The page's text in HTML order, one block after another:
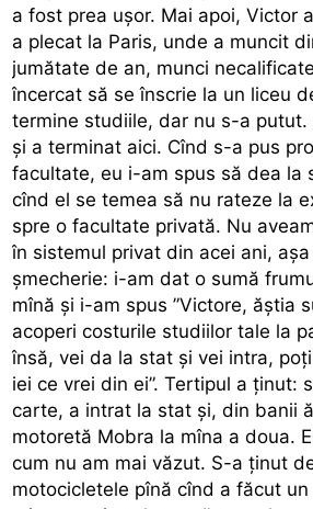
a fost prea ușor. Mai apoi, Victor
a plecat la Paris, unde a muncit
jumătate de an, munci
încercat să se înscrie la un liceu
termine studiile, dar nu s-a
și a terminat aici. Cînd s-a pus
facultate, eu i-am spus să dea la
cînd el se temea să nu rateze la
spre o facultate privată. Nu
în sistemul privat din acei ani,
șmecherie: i-am dat o sumă
mînă și i-am spus ”Victore, ăștia
acoperi costurile studiilor tale la
însă, vei da la stat și vei intra,
iei ce vrei din ei”. Tertipul a ținut:
carte, a intrat la stat și, din banii
motoretă Mobra la mîna a doua.
cum nu am mai văzut. S-a ținut
motocicletele pînă cînd a făcut